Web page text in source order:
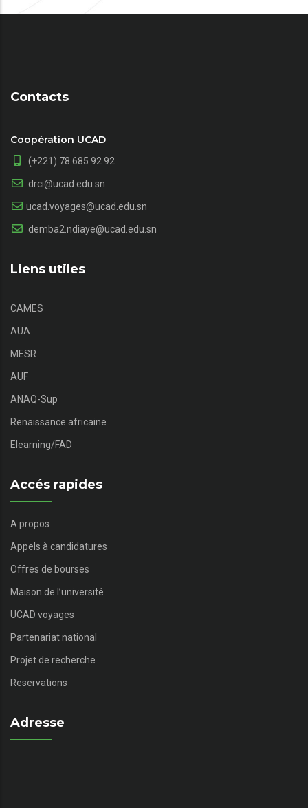
Contacts
Coopération UCAD
(+221) 78 685 92 92
drci@ucad.edu.sn
ucad.voyages@ucad.edu.sn
demba2.ndiaye@ucad.edu.sn
Liens utiles
CAMES
AUA
MESR
AUF
ANAQ-Sup
Renaissance africaine
Elearning/FAD
Accés rapides
A propos
Appels à candidatures
Offres de bourses
Maison de l’université
UCAD voyages
Partenariat national
Projet de recherche
Reservations
Adresse